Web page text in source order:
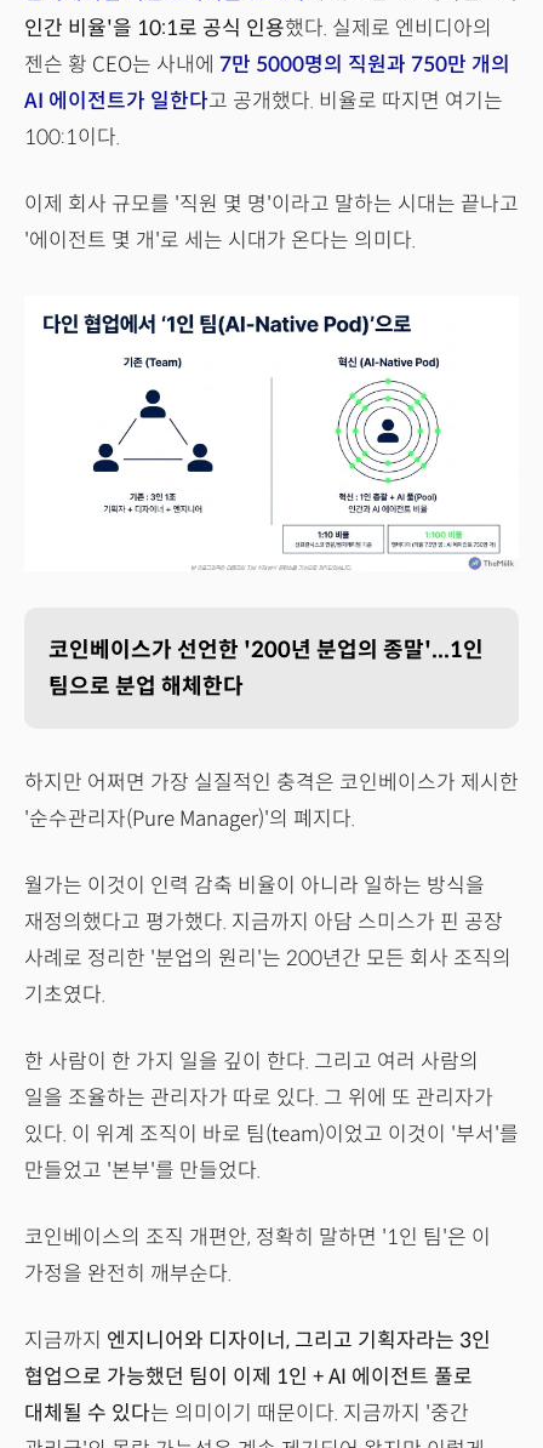
인간 비율'을 10:1로 공식 인용했다. 실제로 엔비디아의
젠슨 황 CEO는 사내에 7만 5000명의 직원과 750만 개의
AI 에이전트가 일한다고 공개했다. 비율로 따지면 여기는
100:1이다.
이제 회사 규모를 '직원 몇 명'이라고 말하는 시대는 끝나고
'에이전트 몇 개'로 세는 시대가 온다는 의미다.
코인베이스가 선언한 '200년 분업의 종말'...1인
팀으로 분업 해체한다
하지만 어쩌면 가장 실질적인 충격은 코인베이스가 제시한
'순수관리자(Pure Manager)'의 폐지다.
월가는 이것이 인력 감축 비율이 아니라 일하는 방식을
재정의했다고 평가했다. 지금까지 아담 스미스가 핀 공장
사례로 정리한 '분업의 원리'는 200년간 모든 회사 조직의
기초였다.
한 사람이 한 가지 일을 깊이 한다. 그리고 여러 사람의
일을 조율하는 관리자가 따로 있다. 그 위에 또 관리자가
있다. 이 위계 조직이 바로 팀(team)이었고 이것이 '부서'를
만들었고 '본부'를 만들었다.
코인베이스의 조직 개편안, 정확히 말하면 '1인 팀'은 이
가정을 완전히 깨부순다.
지금까지 엔지니어와 디자이너, 그리고 기획자라는 3인
협업으로 가능했던 팀이 이제 1인 + AI 에이전트 풀로
대체될 수 있다는 의미이기 때문이다. 지금까지 '중간